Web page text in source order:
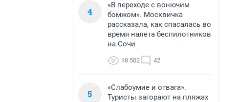
4
«В переходе с вонючим
бомжом». Москвичка
рассказала, как спасалась во
время налета беспилотников
на Сочи
18 502 42
5
«Слабоумие и отвага».
Туристы загорают на пляжах